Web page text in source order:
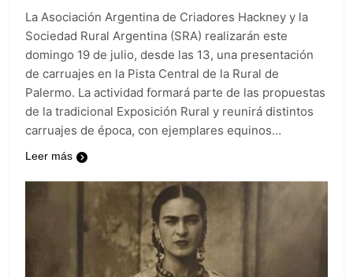
La Asociación Argentina de Criadores Hackney y la
Sociedad Rural Argentina (SRA) realizarán este
domingo 19 de julio, desde las 13, una presentación
de carruajes en la Pista Central de la Rural de
Palermo. La actividad formará parte de las propuestas
de la tradicional Exposición Rural y reunirá distintos
carruajes de época, con ejemplares equinos…
Leer más